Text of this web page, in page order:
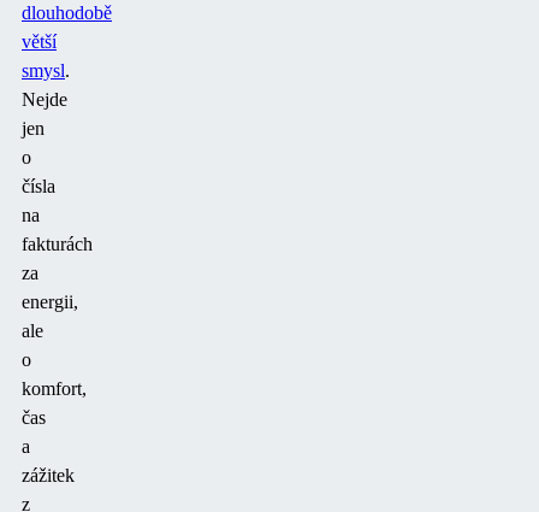
dlouhodobě
větší
smysl.
Nejde
jen
o
čísla
na
fakturách
za
energii,
ale
o
komfort,
čas
a
zážitek
z